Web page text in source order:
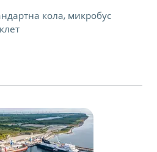
кола, микробус